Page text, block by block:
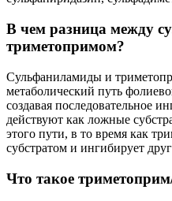
В чем разница между
триметопримом?
Сульфаниламиды и
метаболический путь
создавая последовательное
действуют как ложные
этого пути, в то время как
субстратом и ингибирует
Что такое